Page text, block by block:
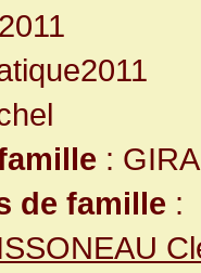
:
de famille :